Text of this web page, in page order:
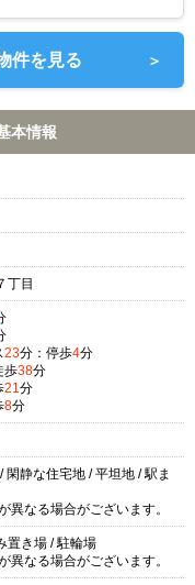
件を見る ＞
本情報
丁目
23分：停歩4分
歩38分
21 分
8分
静な住宅地 / 平坦地 / 駅ま
異なる場合がございます。
置き場 / 駐輪場
異なる場合がございます。